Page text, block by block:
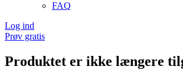
FAQ
Log ind
Prøv gratis
Produktet er ikke længere